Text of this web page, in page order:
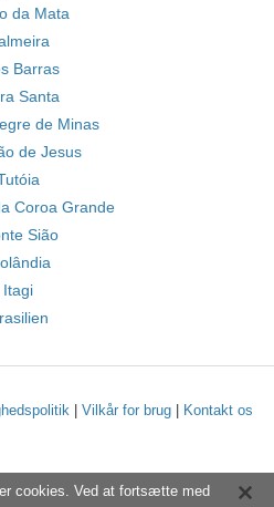
da Mata
Barras
Santa
de Minas
de Jesus
Coroa Grande
Sião
Itagi
Vilkår for brug Kontakt os
cookies. Ved at fortsætte med